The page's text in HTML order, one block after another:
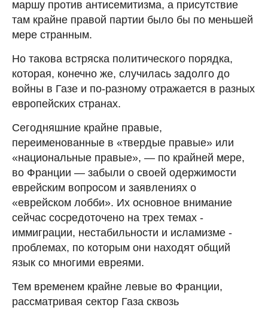
маршу против антисемитизма, а присутствие
там крайне правой партии было бы по меньшей
мере странным.
Но такова встряска политического порядка,
которая, конечно же, случилась задолго до
войны в Газе и по-разному отражается в разных
европейских странах.
Сегодняшние крайне правые,
переименованные в «твердые правые» или
«национальные правые», — по крайней мере,
во Франции — забыли о своей одержимости
еврейским вопросом и заявлениях о
«еврейском лобби». Их основное внимание
сейчас сосредоточено на трех темах -
иммиграции, нестабильности и исламизме -
проблемах, по которым они находят общий
язык со многими евреями.
Тем временем крайне левые во Франции,
рассматривая сектор Газа сквозь